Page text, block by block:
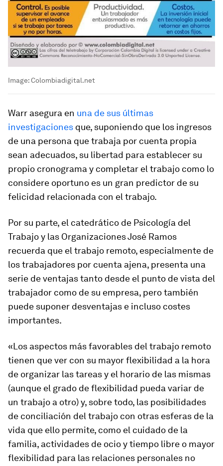
Image:Colombiadigital.net
Warr asegura en una de sus últimas
investigaciones que, suponiendo que los ingresos
de una persona que trabaja por cuenta propia
sean adecuados, su libertad para establecer su
propio cronograma y completar el trabajo como lo
considere oportuno es un gran predictor de su
felicidad relacionada con el trabajo.
Por su parte, el catedrático de Psicología del
Trabajo y las Organizaciones José Ramos
recuerda que el trabajo remoto, especialmente de
los trabajadores por cuenta ajena, presenta una
serie de ventajas tanto desde el punto de vista del
trabajador como de su empresa, pero también
puede suponer desventajas e incluso costes
importantes.
«Los aspectos más favorables del trabajo remoto
tienen que ver con su mayor flexibilidad a la hora
de organizar las tareas y el horario de las mismas
(aunque el grado de flexibilidad pueda variar de
un trabajo a otro) y, sobre todo, las posibilidades
de conciliación del trabajo con otras esferas de la
vida que ello permite, como el cuidado de la
familia, actividades de ocio y tiempo libre o mayor
flexibilidad para las relaciones personales no